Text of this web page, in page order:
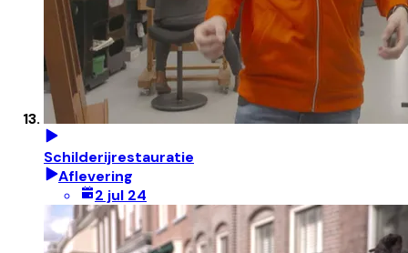
Schilderijrestauratie
Aflevering
2 jul 24